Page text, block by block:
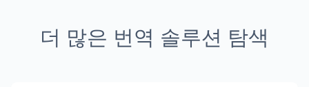
더 많은 번역 솔루션 탐색